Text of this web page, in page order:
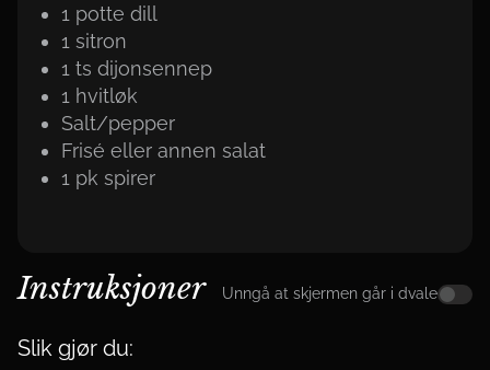
1 potte dill
1 sitron
1 ts dijonsennep
1 hvitløk
Salt/pepper
Frisé eller annen salat
1 pk spirer
Instruksjoner Unngå at skjermen går i dvale
Slik gjør du: